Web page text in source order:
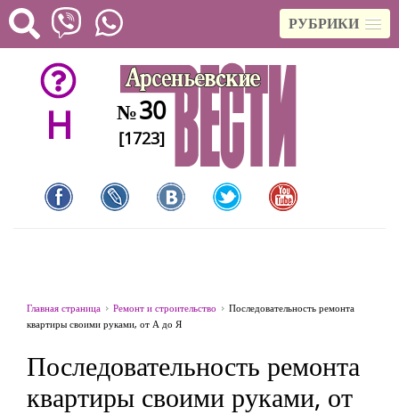
РУБРИКИ
H №30
[1723]
Главная страница Ремонт и строительство
Последовательность ремонта
квартиры своими руками, от А до Я
Последовательность ремонта
квартиры своими руками, от